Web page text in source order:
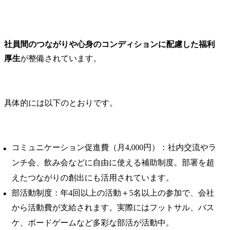
社員間のつながりや心身のコンディションに配慮した福利
厚生が整備されています。
具体的には以下のとおりです。
コミュニケーション促進費（月4,000円）：社内交流やラ
ンチ会、飲み会などに自由に使える補助制度。部署を超
えたつながりの創出にも活用されています。
部活動制度：年4回以上の活動＋5名以上の参加で、会社
から活動費が支給されます。実際にはフットサル、バス
ケ、ボードゲームなど多彩な部活が活動中。